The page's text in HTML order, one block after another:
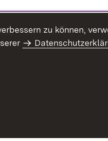
zu können,